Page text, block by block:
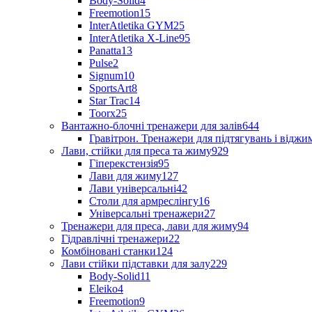
Freemotion15
InterAtletika GYM25
InterAtletika X-Line95
Panatta13
Pulse2
Signum10
SportsArt8
Star Trac14
Toorx25
Вантажно-блочні тренажери для залів644
Гравітрон. Тренажери для підтягувань і
Лави, стійки для преса та жиму929
Гіперекстензія95
Лави для жиму127
Лави універсальні42
Столи для армреслінгу16
Універсальні тренажери27
Тренажери для преса, лави для жиму94
Гідравлічні тренажери22
Комбіновані станки124
Лави стійки підставки для залу229
Body-Solid11
Eleiko4
Freemotion9